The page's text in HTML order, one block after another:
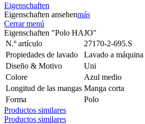
Eigenschaften
Eigenschaften ansehenmás
Cerrar menú
Eigenschaften "Polo HAJO"
N.º artículo
27170-2-695.S
Propiedades de lavado
Lavado a máquina
Diseño & Motivo
Uni
Colore
Azul medio
Longitud de las mangas Manga corta
Forma
Polo
Productos similares
Productos similares